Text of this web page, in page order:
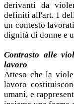
derivanti da
definiti all'art. 1
un contesto
dignità di donne e
Contrasto alle
lavoro
Atteso che la
lavoro
umani, e